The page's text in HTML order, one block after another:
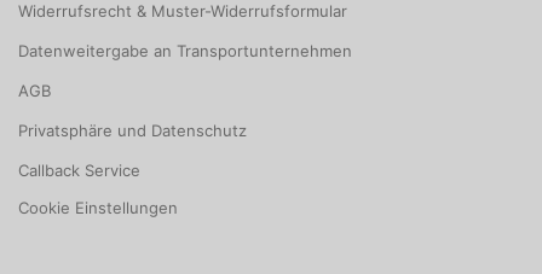
Widerrufsrecht & Muster-Widerrufsformular
Datenweitergabe an Transportunternehmen
AGB
Privatsphäre und Datenschutz
Callback Service
Cookie Einstellungen